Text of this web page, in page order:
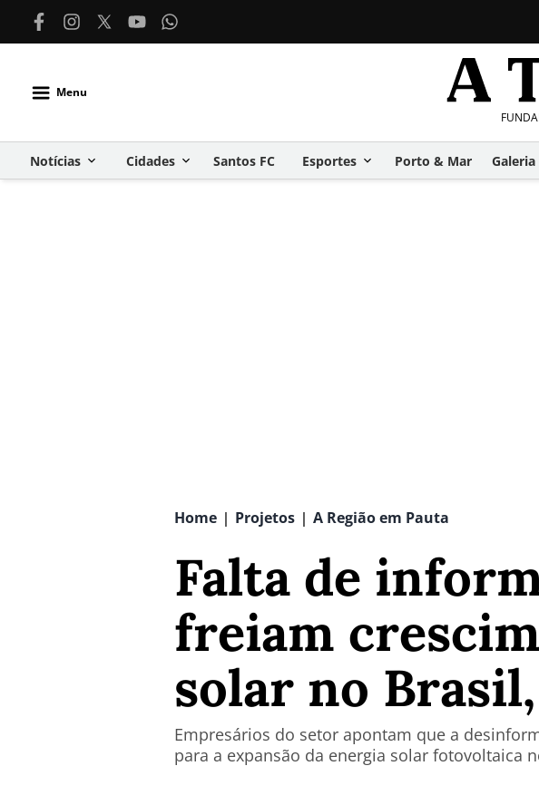
Menu
Notícias Cidades Santos FC Esportes Porto & Mar Galeria
Home | Projetos | A Região em Pauta
Falta de
freiam
solar no
Empresários do setor apontam que a
para a expansão da energia solar fotovoltaica